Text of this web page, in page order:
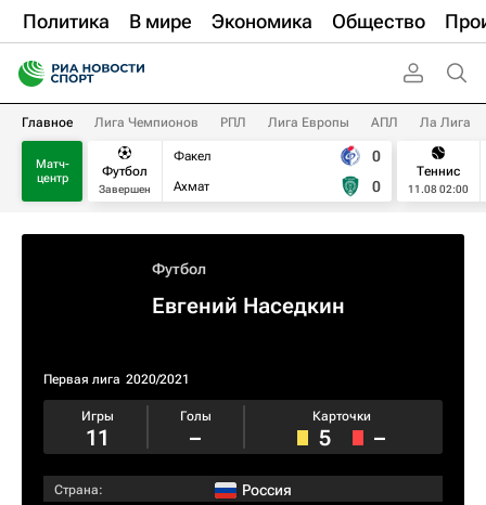
Политика В мире Экономика Общество
Главное Лига Чемпионов РПЛ Лига Европы АПЛ Ла Лига
Матч-
центр
Футбол
Завершен
Факел
Ахмат
0
0
Теннис
11.08 02:00
Футбол
Евгений Наседкин
Первая лига 2020/2021
Игры
11
Голы
–
Карточки
5 –
Страна: Россия